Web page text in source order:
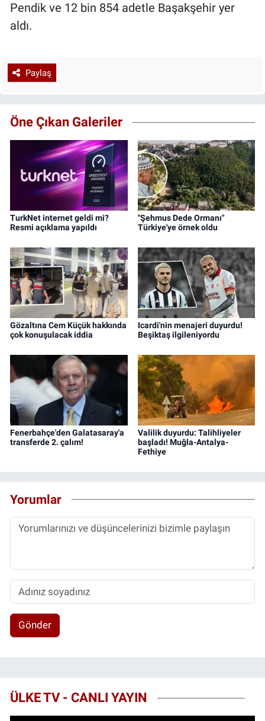
Pendik ve 12 bin 854 adetle Başakşehir yer
aldı.
Paylaş
Öne Çıkan Galeriler
TurkNet internet geldi mi?
Resmi açıklama yapıldı
"Şehmus Dede Ormanı"
Türkiye'ye örnek oldu
Gözaltına Cem Küçük hakkında
çok konuşulacak iddia
Icardi'nin menajeri duyurdu!
Beşiktaş ilgileniyordu
Fenerbahçe'den Galatasaray'a
transferde 2. çalım!
Valilik duyurdu: Talihliyeler
başladı! Muğla-Antalya-
Fethiye
Yorumlar
Gönder
ÜLKE TV - CANLI YAYIN